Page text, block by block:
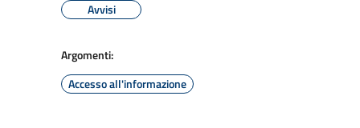
Avvisi
Argomenti:
Accesso all'informazione